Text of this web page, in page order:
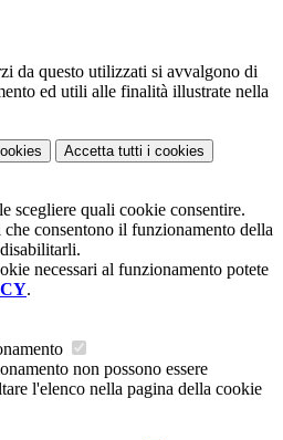
da questo utilizzati si avvalgono di
ed utili alle finalità illustrate nella
Accetta tutti i cookies
scegliere quali cookie consentire.
consentono il funzionamento della
necessari al funzionamento potete
.
non possono essere
l'elenco nella pagina della cookie